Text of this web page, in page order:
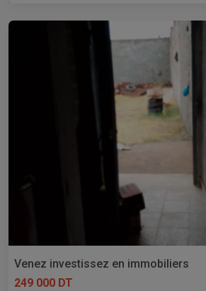
Venez investissez en immobiliers
249 000 DT